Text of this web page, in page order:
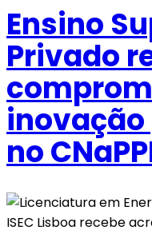
Ensino
Privado
no